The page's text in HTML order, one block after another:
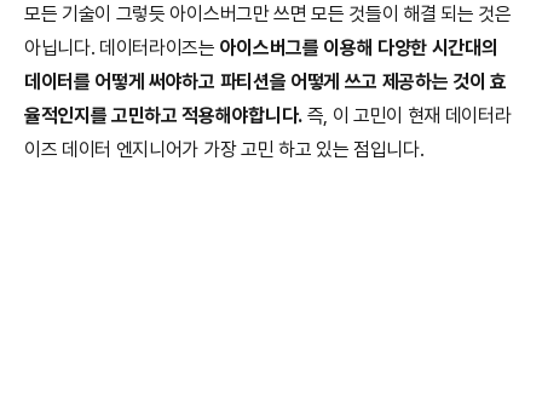
모든 기술이 그렇듯 아이스버그만 쓰면 모든 것들이 해결 되는 것은
아닙니다. 데이터라이즈는 아이스버그를 이용해 다양한 시간대의
데이터를 어떻게 써야하고 파티션을 어떻게 쓰고 제공하는 것이 효
율적인지를 고민하고 적용해야합니다. 즉, 이 고민이 현재 데이터라
이즈 데이터 엔지니어가 가장 고민 하고 있는 점입니다.